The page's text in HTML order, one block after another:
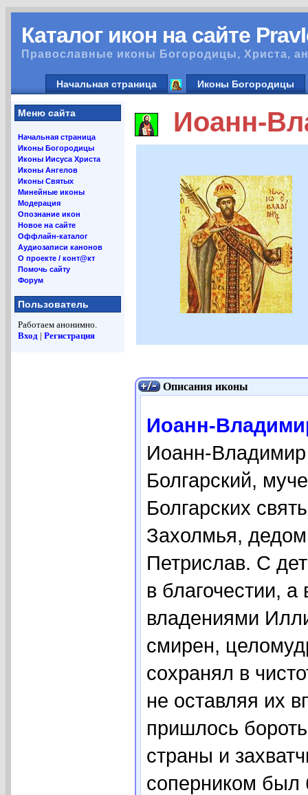
Каталог икон на сайте
Православные иконы Богородицы, Христа,
Начальная страница Иконы Богородицы
Меню сайта
Начальная страница
Иконы Богородицы
Иконы Иисуса Христа
Иконы Ангелов
Иконы Святых
Минейные иконы
Модерация
Опознание икон
Новое на сайте
Оффлайн-каталог
Аудиозаписи канонов
О проекте / конт@кт
Помочь сайту
Форум
Пользователь
Работаем анонимно.
Вход | Регистрация
Иоанн-
Описания иконы
Иоанн-
Иоанн-Владимир
Болгарский,
Болгарских
Захолмья,
Петрислав. С
в благочестии,
владениями
смирен,
сохранял в
не оставляя их
пришлось
страны и
соперником был